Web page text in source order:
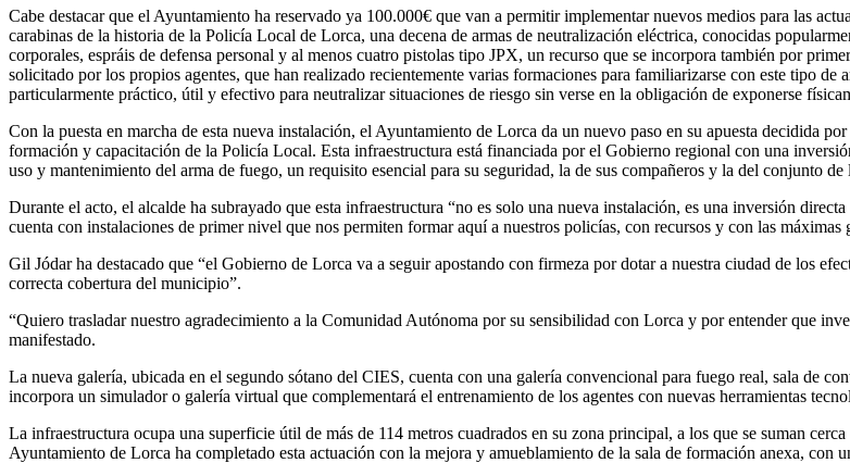
Cabe destacar que el Ayuntamiento ha reservado ya 100.000€ que van a permitir implementar nuevos medios para las
carabinas de la historia de la Policía Local de Lorca, una decena de armas de neutralización eléctrica, conocidas
corporales, espráis de defensa personal y al menos cuatro pistolas tipo JPX, un recurso que se incorpora también por
solicitado por los propios agentes, que han realizado recientemente varias formaciones para familiarizarse con este tipo
particularmente práctico, útil y efectivo para neutralizar situaciones de riesgo sin verse en la obligación de exponerse
Con la puesta en marcha de esta nueva instalación, el Ayuntamiento de Lorca da un nuevo paso en su apuesta decidida
formación y capacitación de la Policía Local. Esta infraestructura está financiada por el Gobierno regional con una
uso y mantenimiento del arma de fuego, un requisito esencial para su seguridad, la de sus compañeros y la del conjunto de
Durante el acto, el alcalde ha subrayado que esta infraestructura “no es solo una nueva instalación, es una inversión
cuenta con instalaciones de primer nivel que nos permiten formar aquí a nuestros policías, con recursos y con las máximas
Gil Jódar ha destacado que “el Gobierno de Lorca va a seguir apostando con firmeza por dotar a nuestra ciudad de los
correcta cobertura del municipio”.
“Quiero trasladar nuestro agradecimiento a la Comunidad Autónoma por su sensibilidad con Lorca y por entender que
manifestado.
La nueva galería, ubicada en el segundo sótano del CIES, cuenta con una galería convencional para fuego real, sala de
incorpora un simulador o galería virtual que complementará el entrenamiento de los agentes con nuevas herramientas
La infraestructura ocupa una superficie útil de más de 114 metros cuadrados en su zona principal, a los que se suman
Ayuntamiento de Lorca ha completado esta actuación con la mejora y amueblamiento de la sala de formación anexa, con